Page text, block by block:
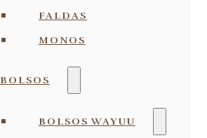
FALDAS
MONOS
BOLSOS
BOLSOS WAYUU